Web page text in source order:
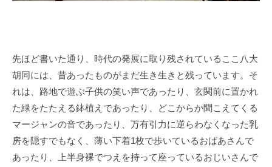
先ほど書いた通り、時代の発展に取り残されているここ八大
胡同には、昔あったものがまだ生き生きと残っています。そ
れは、路地で遊ぶ子供の笑い声であったり、玄関前に置かれ
た緑をたたえる鉢植えであったり、どこからか聞こえてくる
マージャンの音であったり、万有引力に逆らわなくなった乳
房を隠すでもなく、薄い下着1枚で歩いているおばあさんで
あったり、上半身裸でつえを持って座っているおじいさんで